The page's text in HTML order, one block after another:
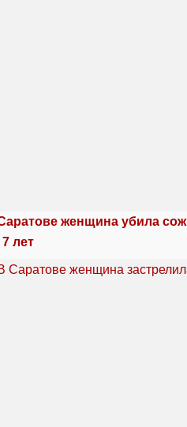
женщина убила
7 лет